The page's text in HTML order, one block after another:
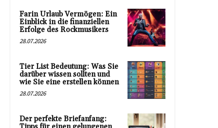
Farin Urlaub Vermögen: Ein
Einblick in die finanziellen
Erfolge des Rockmusikers
28.07.2026
Tier List Bedeutung: Was Sie
darüber wissen sollten und
wie Sie eine erstellen können
28.07.2026
Der perfekte Briefanfang: